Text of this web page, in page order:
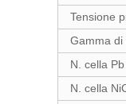
Tensione
Gamma di
N. cella
N. cella